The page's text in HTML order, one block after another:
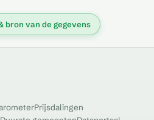
bron van de gegevens
Prijsdalingen